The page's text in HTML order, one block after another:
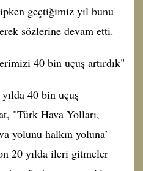
geçtiğimiz yıl bunu
sözlerine devam etti.
40 bin uçuş artırdık"
40 bin uçuş
"Türk Hava Yolları,
yolunu halkın yoluna’
20 yılda ileri gitmeler